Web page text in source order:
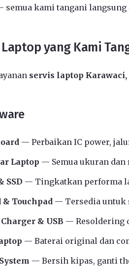
kami tangani langsung
yang Kami
servis laptop
— Perbaikan IC power,
Laptop — Semua ukuran
SSD — Tingkatkan performa
& Touchpad — Tersedia untuk
& USB — Resoldering
— Baterai original dan
— Bersih kipas, ganti